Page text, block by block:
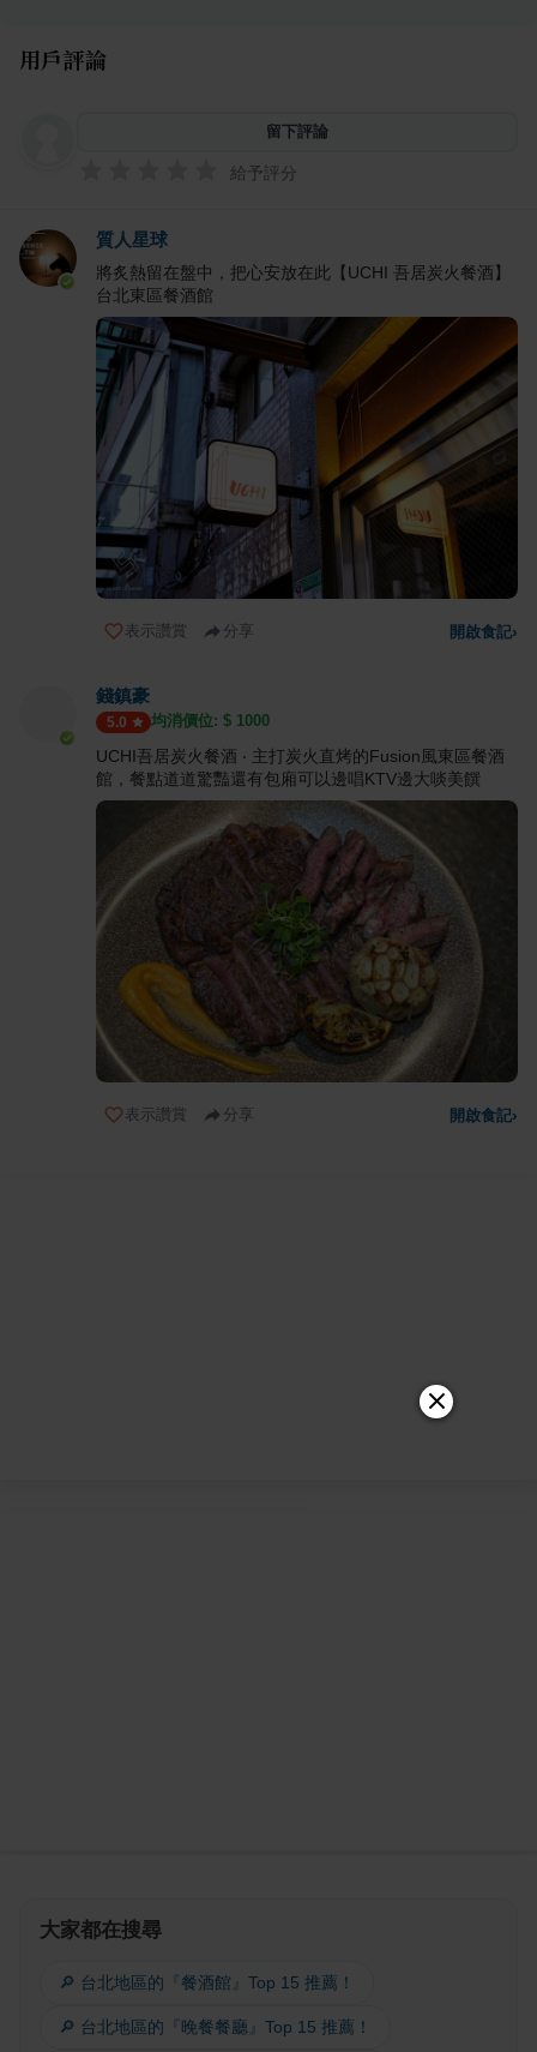
用戶評論
留下評論
給予評分
質人星球
將炙熱留在盤中，把心安放在此【UCHI 吾居炭火餐酒】
台北東區餐酒館
表示讚賞 分享 開啟食記›
錢鎮豪
5.0 均消價位: $ 1000
UCHI吾居炭火餐酒 ‧ 主打炭火直烤的Fusion風東區餐酒
館，餐點道道驚豔還有包廂可以邊唱KTV邊大啖美饌
表示讚賞 分享 開啟食記›
大家都在搜尋
🔎 台北地區的『餐酒館』Top 15 推薦！
🔎 台北地區的『晚餐餐廳』Top 15 推薦！